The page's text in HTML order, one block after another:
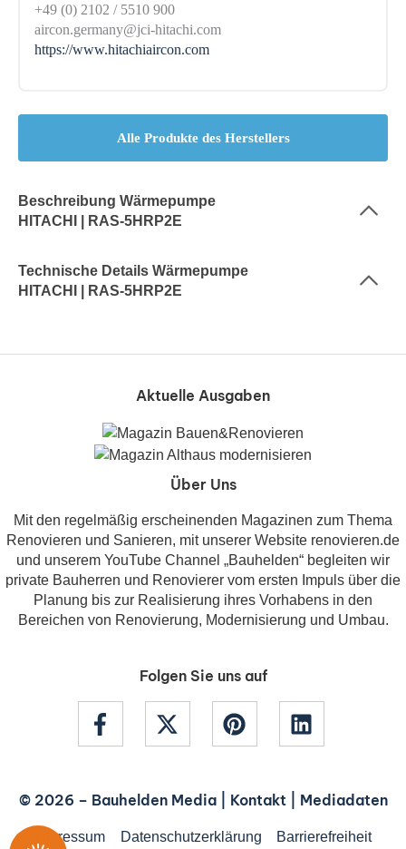
+49 (0) 2102 / 5510 900
aircon.germany@jci-hitachi.com
https://www.hitachiaircon.com
Alle Produkte des Herstellers
Beschreibung Wärmepumpe
HITACHI | RAS-5HRP2E
Technische Details Wärmepumpe
HITACHI | RAS-5HRP2E
Aktuelle Ausgaben
Über Uns
Mit den regelmäßig erscheinenden Magazinen zum Thema
Renovieren und Sanieren, mit unserer Website renovieren.de
und unserem YouTube Channel „Bauhelden“ begleiten wir
private Bauherren und Renovierer vom ersten Impuls über die
Planung bis zur Realisierung ihres Vorhabens in den
Bereichen von Renovierung, Modernisierung und Umbau.
Folgen Sie uns auf
© 2026 – Bauhelden Media| Kontakt| Mediadaten
Impressum Datenschutzerklärung Barrierefreiheit